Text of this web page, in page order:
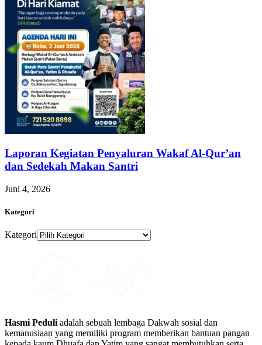
Laporan Kegiatan Penyaluran Wakaf Al-Qur’an
dan Sedekah Makan Santri
Juni 4, 2026
Kategori
Kategori
Hasmi Peduli adalah sebuah lembaga Dakwah sosial dan
kemanusiaan yang memiliki program memberikan bantuan pangan